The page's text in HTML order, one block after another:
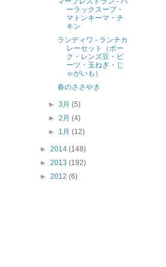
ーラックスープ・
マトンキーマ・チ
キン
ランディワ - ランチカ
レーセット（ポー
ク・レンズ豆・ビ
ーツ・玉ねぎ・じ
ゃがいも）
春のささやき
►3月(5)
►2月(4)
► 1月(12)
► 2014 (148)
► 2013 (192)
► 2012 (6)